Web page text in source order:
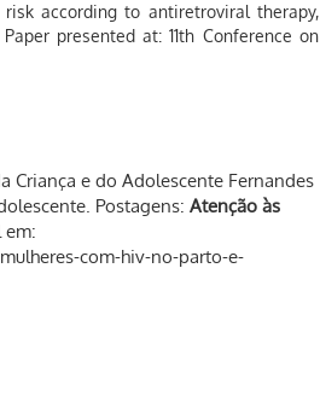
according to antiretroviral therapy,
presented at: 11th Conference on
Criança e do Adolescente Fernandes
Postagens: Atenção às
em:
com-hiv-no-parto-e-